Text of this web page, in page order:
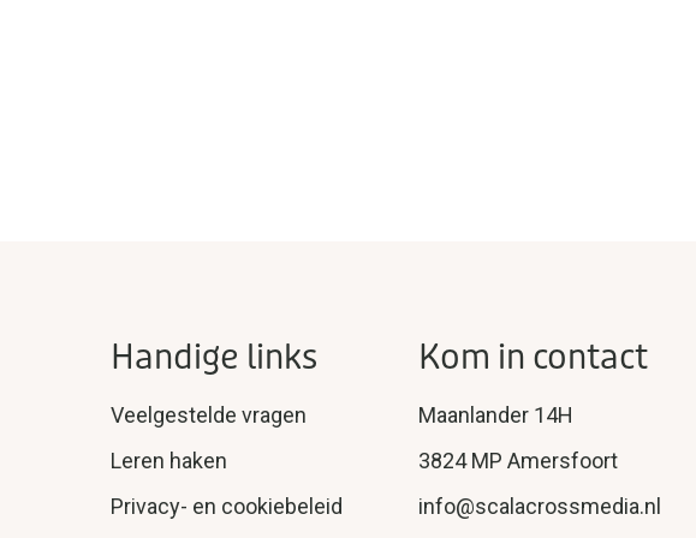
Handige links
Veelgestelde vragen
Leren haken
Privacy- en cookiebeleid
Kom in contact
Maanlander 14H
3824 MP Amersfoort
info@scalacrossmedia.nl